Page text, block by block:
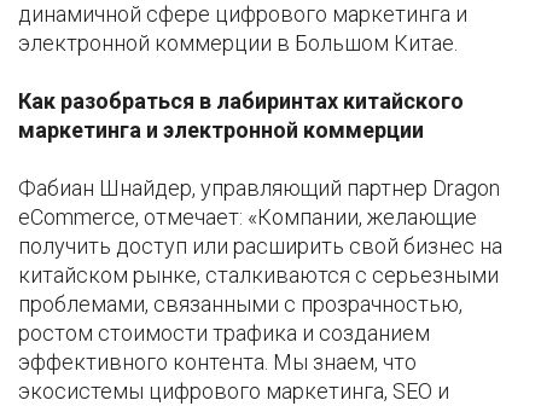
динамичной сфере цифрового маркетинга и
электронной коммерции в Большом Китае.
Как разобраться в лабиринтах китайского
маркетинга и электронной коммерции
Фабиан Шнайдер, управляющий партнер Dragon
eCommerce, отмечает: «Компании, желающие
получить доступ или расширить свой бизнес на
китайском рынке, сталкиваются с серьезными
проблемами, связанными с прозрачностью,
ростом стоимости трафика и созданием
эффективного контента. Мы знаем, что
экосистемы цифрового маркетинга, SEO и